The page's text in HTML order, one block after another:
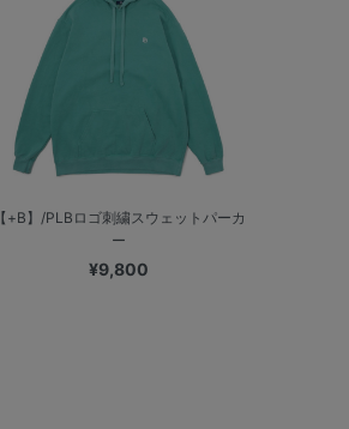
【+B】/PLBロゴ刺繍スウェットパーカ
ー
¥9,800